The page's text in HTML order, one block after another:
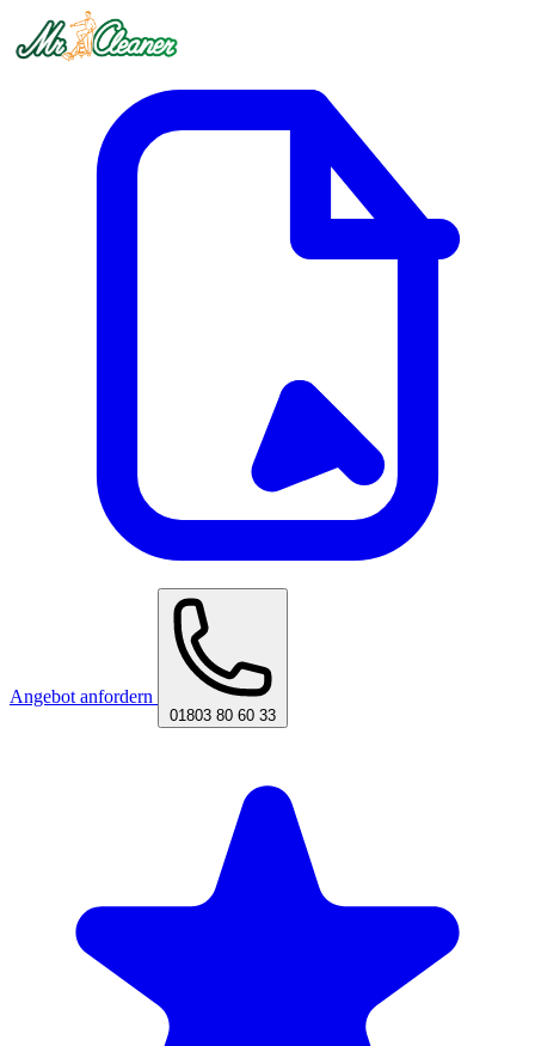
Angebot anfordern
01803 80 60 33